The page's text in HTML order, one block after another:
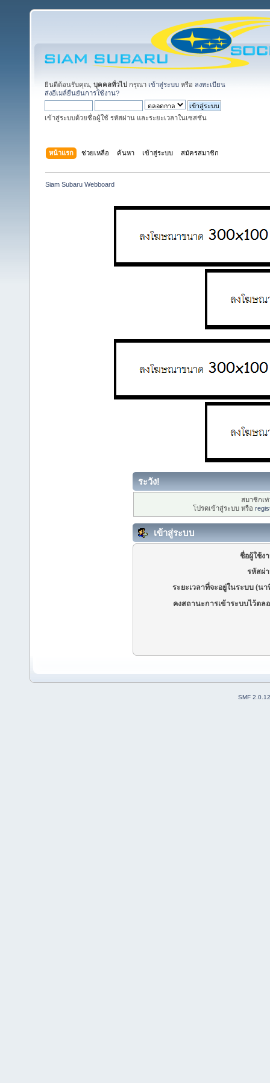
ยินดีต้อนรับคุณ, บุคคลทั่วไป กรุณา เข้าสู่ระบบ หรือ ลงทะเบียน
ส่งอีเมล์ยืนยันการใช้งาน?
เข้าสู่ระบบด้วยชื่อผู้ใช้ รหัสผ่าน และระยะเวลาในเซสชั่น
หน้าแรก ช่วยเหลือ ค้นหา เข้าสู่ระบบ สมัครสมาชิก
Siam Subaru Webboard
ระวัง!
สมาชิกเ
โปรดเข้าสู่ระบบ หรือ
เข้าสู่ระบบ
ชื่อผู้ใช้ง
รหัสผ่
ระยะเวลาที่จะอยู่ในระบบ (นา
คงสถานะการเข้าระบบไว้ตล
SMF 2.0.12